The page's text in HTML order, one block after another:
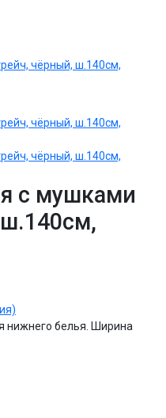
с мушками
нижнего белья. Ширина